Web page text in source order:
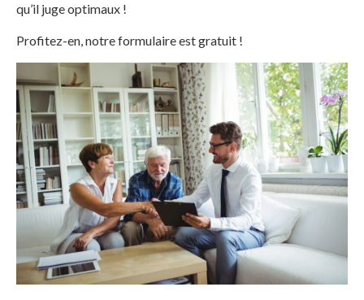
qu’il juge optimaux !
Profitez-en, notre formulaire est gratuit !